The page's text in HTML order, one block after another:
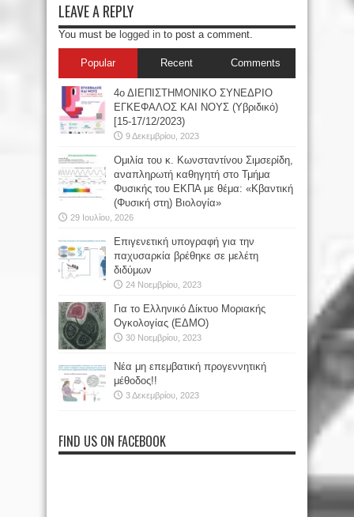
LEAVE A REPLY
You must be logged in to post a comment.
Popular Recent Comments
4ο ΔΙΕΠΙΣΤΗΜΟΝΙΚΟ ΣΥΝΕΔΡΙΟ
ΕΓΚΕΦΑΛΟΣ ΚΑΙ ΝΟΥΣ (Υβριδικό)
[15-17/12/2023)
9 Δεκεμβρίου, 2023
Oμιλία του κ. Κωνσταντίνου Σιμσερίδη,
αναπληρωτή καθηγητή στο Τμήμα
Φυσικής του ΕΚΠΑ με θέμα: «Κβαντική
(Φυσική στη) Βιολογία»
29 Ιουλίου, 2026
Επιγενετική υπογραφή για την
παχυσαρκία βρέθηκε σε μελέτη
διδύμων
24 Νοεμβρίου, 2023
Για το Ελληνικό Δίκτυο Μοριακής
Ογκολογίας (ΕΔΜΟ)
30 Νοεμβρίου, 2023
Νέα μη επεμβατική προγεννητική
μέθοδος!!
3 Δεκεμβρίου, 2023
FIND US ON FACEBOOK